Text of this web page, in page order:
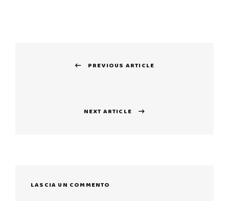
PREVIOUS ARTICLE
NEXT ARTICLE
LASCIA UN COMMENTO